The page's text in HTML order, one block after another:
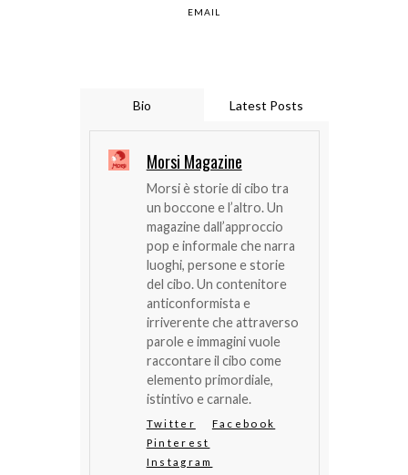
EMAIL
Bio Latest Posts
Morsi Magazine
Morsi è storie di cibo tra
un boccone e l’altro. Un
magazine dall’approccio
pop e informale che narra
luoghi, persone e storie
del cibo. Un contenitore
anticonformista e
irriverente che attraverso
parole e immagini vuole
raccontare il cibo come
elemento primordiale,
istintivo e carnale.
Twitter
Facebook
Pinterest
Instagram